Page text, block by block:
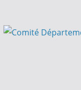
au